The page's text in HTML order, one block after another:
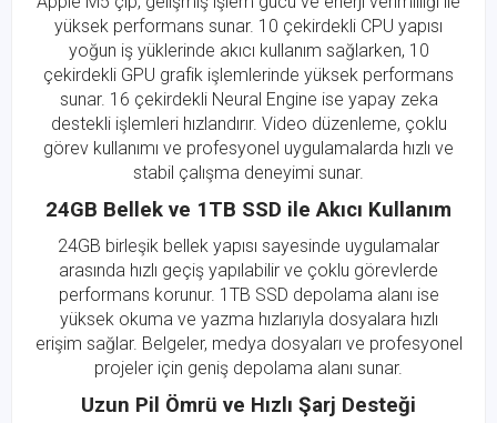
yüksek performans sunar. 10 çekirdekli CPU yapısı
yoğun iş yüklerinde akıcı kullanım sağlarken, 10
çekirdekli GPU grafik işlemlerinde yüksek performans
sunar. 16 çekirdekli Neural Engine ise yapay zeka
destekli işlemleri hızlandırır. Video düzenleme, çoklu
görev kullanımı ve profesyonel uygulamalarda hızlı ve
stabil çalışma deneyimi sunar.
24GB Bellek ve 1TB SSD ile Akıcı Kullanım
24GB birleşik bellek yapısı sayesinde uygulamalar
arasında hızlı geçiş yapılabilir ve çoklu görevlerde
performans korunur. 1TB SSD depolama alanı ise
yüksek okuma ve yazma hızlarıyla dosyalara hızlı
erişim sağlar. Belgeler, medya dosyaları ve profesyonel
projeler için geniş depolama alanı sunar.
Uzun Pil Ömrü ve Hızlı Şarj Desteği